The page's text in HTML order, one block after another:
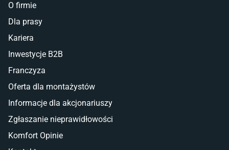
O firmie
Dla prasy
Kariera
Inwestycje B2B
Franczyza
Oferta dla montażystów
Informacje dla akcjonariuszy
Zgłaszanie nieprawidłowości
Komfort Opinie